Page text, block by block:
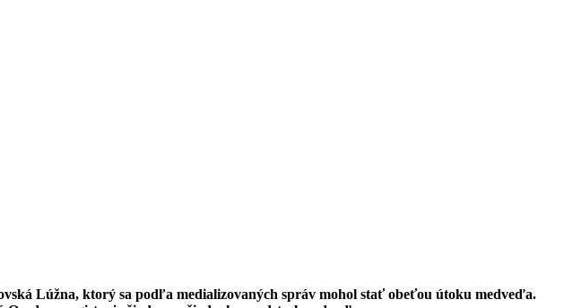
Lúžna, ktorý sa podľa medializovaných správ mohol stať obeťou útoku medveďa.